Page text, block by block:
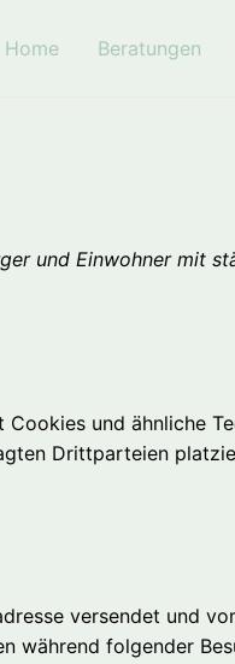
Home Beratungen
und Einwohner mit
Cookies und ähnliche
Drittparteien
versendet und
folgender